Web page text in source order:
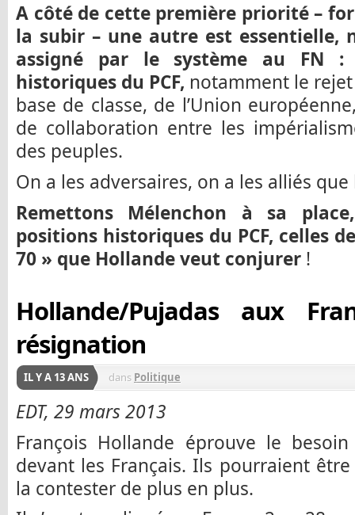
A côté de cette première priorité –
la subir – une autre est essentielle,
assigné par le système au FN :
historiques du PCF, notamment le
base de classe, de l’Union
de collaboration entre les
des peuples.
On a les adversaires, on a les alliés que
Remettons Mélenchon à sa
positions historiques du PCF, celles
70 » que Hollande veut conjurer !
Hollande/Pujadas aux
résignation
IL Y A 13 ANS dans Politique
EDT, 29 mars 2013
François Hollande éprouve le
devant les Français. Ils pourraient
la contester de plus en plus.